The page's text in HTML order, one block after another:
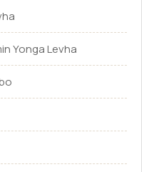
Yonga Levha